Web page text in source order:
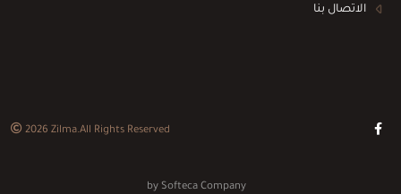
الاتصال بنا
by Softeca Company
2026Zilma.All Rights Reserved